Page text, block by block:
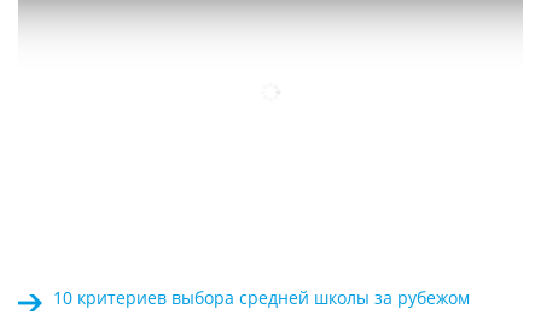
10 критериев выбора средней школы за рубежом